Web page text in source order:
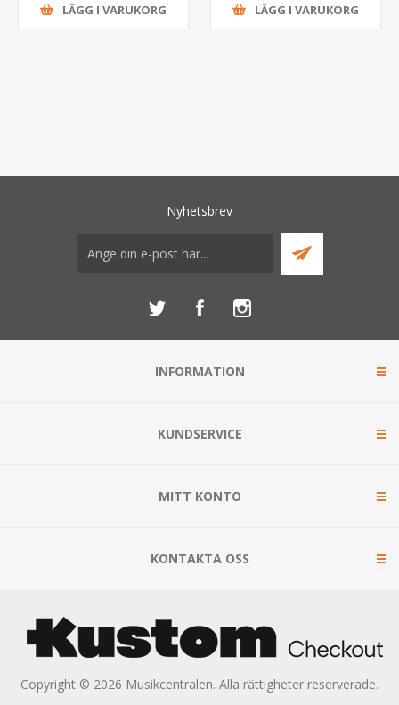
LÄGG I VARUKORG LÄGG I VARUKORG
Nyhetsbrev
INFORMATION
KUNDSERVICE
MITT KONTO
KONTAKTA OSS
Copyright © 2026 Musikcentralen. Alla rättigheter reserverade.